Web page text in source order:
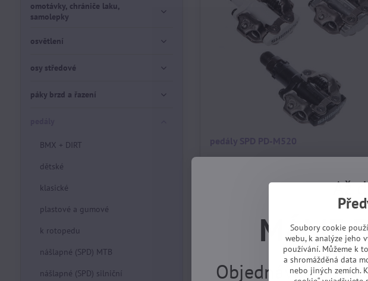
Koupit
omotávky, chrániče laku,
samolepky
osvětlení
osy středové
páky brzd a řazení
BMX + DIRT
dětské
klasické
plastové a gumové
k rotopedu
nášlapné (SPD) MTB
nášlapné (SPD) silniční
Soubory cookie
webu, k analýze jeho
používání. Můžeme k
a shromážděná data
nebo jiných zemích.
Až
MÁME
Objednávky z e-